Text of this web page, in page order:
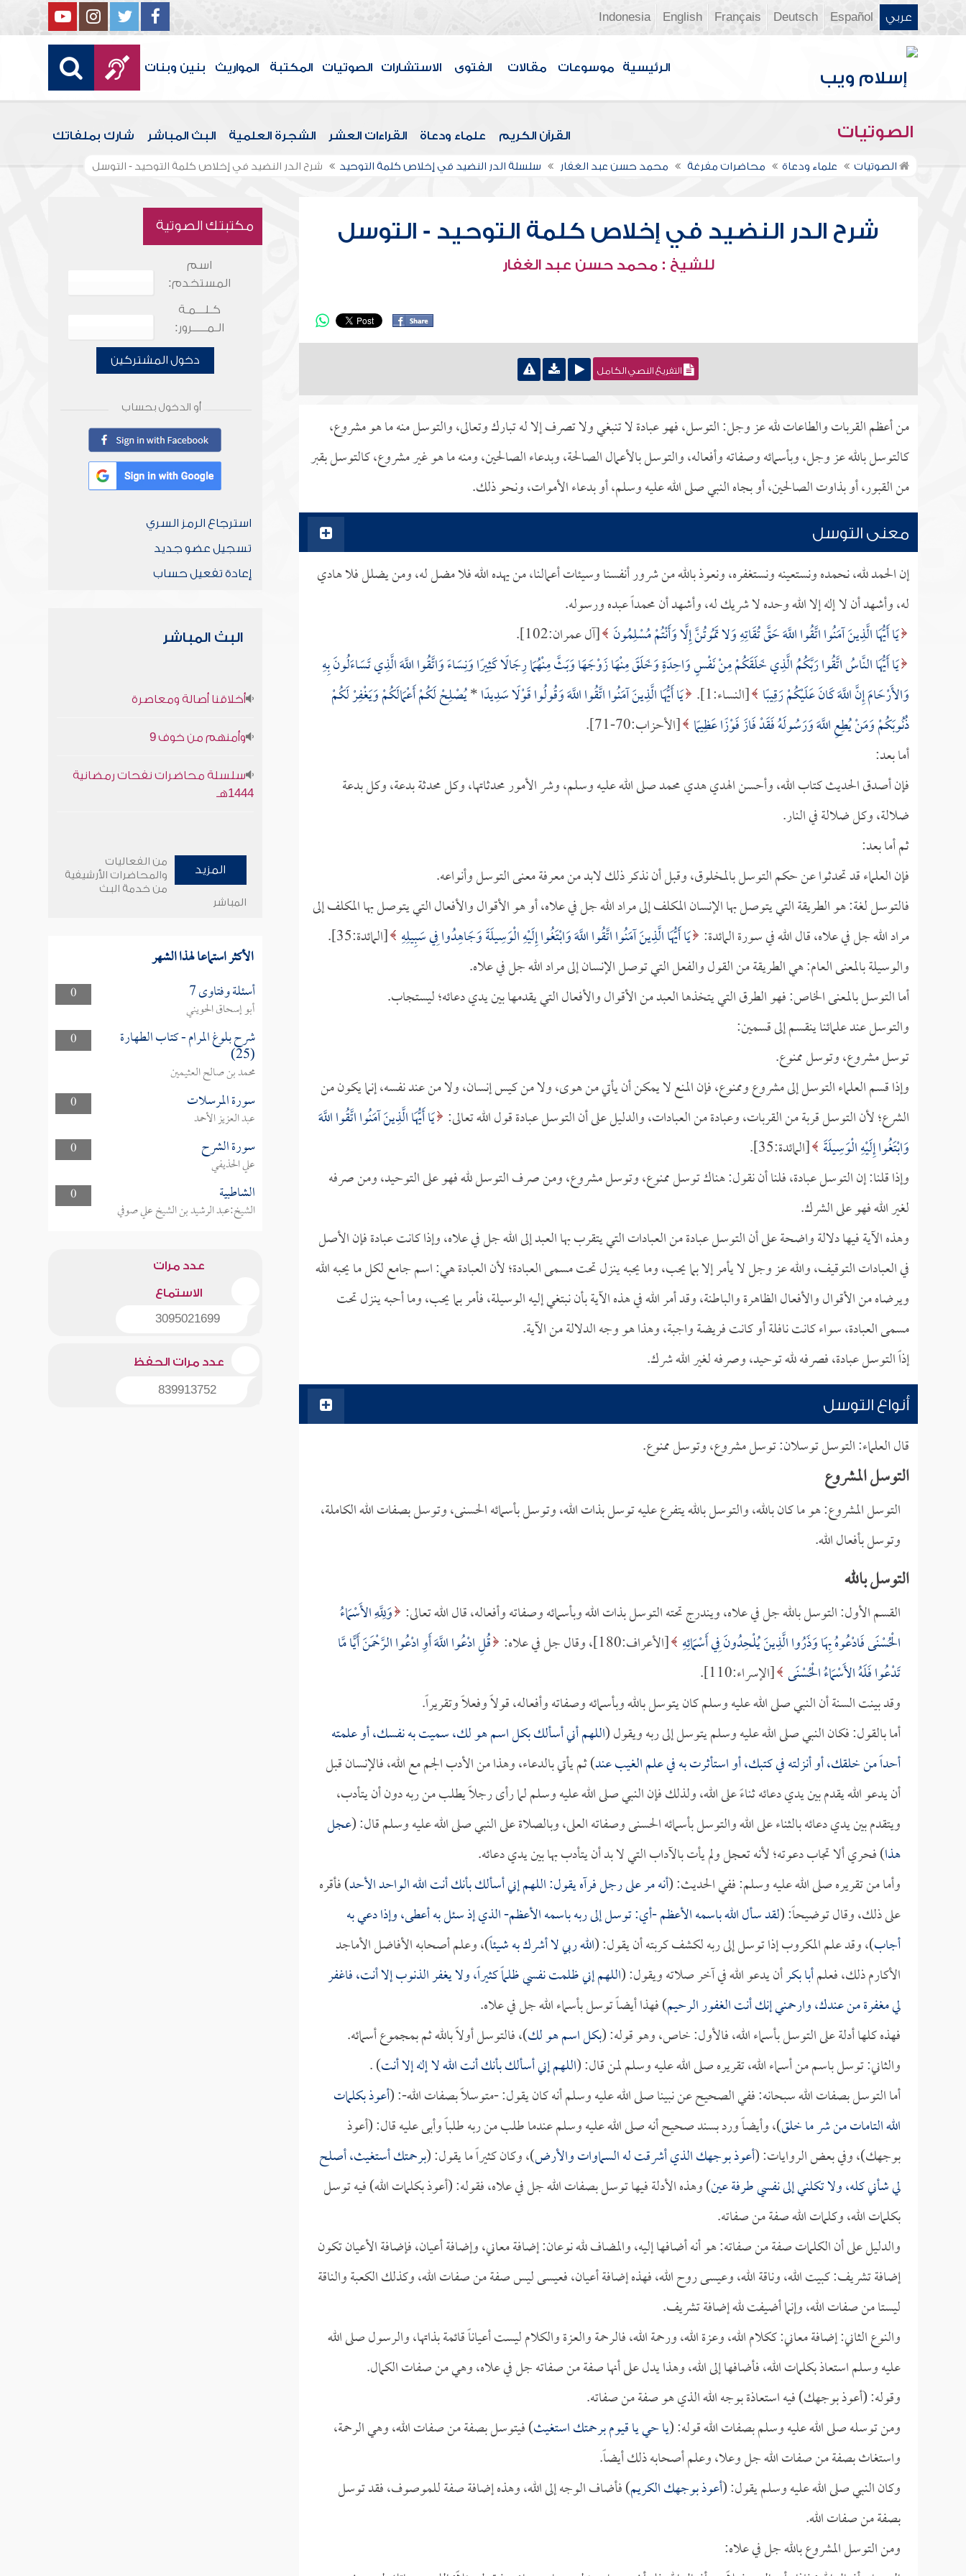
عربي Español
Deutsch
Français
English
Indonesia
الرئيسية موسوعات مقالات الفتوى الاستشارات الصوتيات المكتبة المواريث بنين وبنات
الصوتيات القرآن الكريم علماء ودعاة القراءات العشر الشجرة العلمية البث المباشر شارك بملفاتك
الصوتيات علماء ودعاة محاضرات مفرغة محمد حسن عبد الغفار سلسلة الدر النضيد في إخلاص كلمة التوحيد شرح الدر النضيد في إخلاص كلمة التوحيد - التوسل
شرح الدر النضيد في إخلاص كلمة التوحيد - التوسل
للشيخ : محمد حسن عبد الغفار
التفريغ النصي الكامل
من أعظم القربات والطاعات لله عز وجل: التوسل، فهو عبادة لا تنبغي ولا تصرف إلا له تبارك وتعالى، والتوسل منه ما هو مشروع،
كالتوسل بالله عز وجل، وبأسمائه وصفاته وأفعاله، والتوسل بالأعمال الصالحة، وبدعاء الصالحين، ومنه ما هو غير مشروع، كالتوسل بقبر
من القبور، أو بذاوت الصالحين، أو بجاه النبي صلى الله عليه وسلم، أو بدعاء الأموات، ونحو ذلك.
معنى التوسل
إن الحمد لله، نحمده ونستعينه ونستغفره، ونعوذ بالله من شرور أنفسنا وسيئات أعمالنا، من يهده الله فلا مضل له، ومن يضلل فلا هادي
له، وأشهد أن لا إله إلا الله وحده لا شريك له، وأشهد أن محمداً عبده ورسوله.
يَا أَيُّهَا الَّذِينَ آمَنُوا اتَّقُوا اللَّهَ حَقَّ تُقَاتِهِ وَلا تَمُوتُنَّ إِلَّا وَأَنْتُمْ مُسْلِمُونَ [آل عمران:102].
يَا أَيُّهَا النَّاسُ اتَّقُوا رَبَّكُمُ الَّذِي خَلَقَكُمْ مِنْ نَفْسٍ وَاحِدَةٍ وَخَلَقَ مِنْهَا زَوْجَهَا وَبَثَّ مِنْهُمَا رِجَالًا كَثِيرًا وَنِسَاءً وَاتَّقُوا اللَّهَ الَّذِي تَسَاءَلُونَ بِهِ
وَالأَرْحَامَ إِنَّ اللَّهَ كَانَ عَلَيْكُمْ رَقِيبًا [النساء:1]. يَا أَيُّهَا الَّذِينَ آمَنُوا اتَّقُوا اللَّهَ وَقُولُوا قَوْلًا سَدِيدًا*يُصْلِحْ لَكُمْ أَعْمَالَكُمْ وَيَغْفِرْ لَكُمْ
ذُنُوبَكُمْ وَمَنْ يُطِعِ اللَّهَ وَرَسُولَهُ فَقَدْ فَازَ فَوْزًا عَظِيمًا [الأحزاب:70-71].
أما بعد:
فإن أصدق الحديث كتاب الله، وأحسن الهدي هدي محمد صلى الله عليه وسلم، وشر الأمور محدثاتها، وكل محدثة بدعة، وكل بدعة
ضلالة، وكل ضلالة في النار.
ثم أما بعد:
فإن العلماء قد تحدثوا عن حكم التوسل بالمخلوق، وقبل أن نذكر ذلك لابد من معرفة معنى التوسل وأنواعه.
فالتوسل لغة: هو الطريقة التي يتوصل بها الإنسان المكلف إلى مراد الله جل في علاه، أو هو الأقوال والأفعال التي يتوصل بها المكلف إلى
مراد الله جل في علاه، قال الله في سورة المائدة: يَا أَيُّهَا الَّذِينَ آمَنُوا اتَّقُوا اللَّهَ وَابْتَغُوا إِلَيْهِ الْوَسِيلَةَ وَجَاهِدُوا فِي سَبِيلِهِ [المائدة:35].
والوسيلة بالمعنى العام: هي الطريقة من القول والفعل التي توصل الإنسان إلى مراد الله جل في علاه.
أما التوسل بالمعنى الخاص: فهو الطرق التي يتخذها العبد من الأقوال والأفعال التي يقدمها بين يدي دعائه؛ ليستجاب.
والتوسل عند علمائنا ينقسم إلى قسمين:
توسل مشروع، وتوسل ممنوع.
وإذا قسم العلماء التوسل إلى مشروع وممنوع، فإن المنع لا يمكن أن يأتي من هوى، ولا من كيس إنسان، ولا من عند نفسه، إنما يكون من
الشرع؛ لأن التوسل قربة من القربات، وعبادة من العبادات، والدليل على أن التوسل عبادة قول الله تعالى: يَا أَيُّهَا الَّذِينَ آمَنُوا اتَّقُوا اللَّهَ
وَابْتَغُوا إِلَيْهِ الْوَسِيلَةَ [المائدة:35].
وإذا قلنا: إن التوسل عبادة، فلنا أن نقول: هناك توسل ممنوع، وتوسل مشروع، ومن صرف التوسل لله فهو على التوحيد، ومن صرفه
لغير الله فهو على الشرك.
وهذه الآية فيها دلالة واضحة على أن التوسل عبادة من العبادات التي يتقرب بها العبد إلى الله جل في علاه، وإذا كانت عبادة فإن الأصل
في العبادات التوقيف، والله عز وجل لا يأمر إلا بما يحب، وما يحبه ينزل تحت مسمى العبادة؛ لأن العبادة هي: اسم جامع لكل ما يحبه الله
ويرضاه من الأقوال والأفعال الظاهرة والباطنة، وقد أمر الله في هذه الآية بأن نبتغي إليه الوسيلة، فأمر بما يحب، وما أحبه ينزل تحت
مسمى العبادة، سواء كانت نافلة أو كانت فريضة واجبة، وهذا هو وجه الدلالة من الآية.
إذاً التوسل عبادة، فصرفه لله توحيد، وصرفه لغير الله شرك.
أنواع التوسل
قال العلماء: التوسل توسلان: توسل مشروع، وتوسل ممنوع.
التوسل المشروع
التوسل المشروع: هو ما كان بالله، والتوسل بالله يتفرع عليه توسل بذات الله، وتوسل بأسمائه الحسنى، وتوسل بصفات الله الكاملة،
وتوسل بأفعال الله.
التوسل بالله
القسم الأول: التوسل بالله جل في علاه، ويندرج تحته التوسل بذات الله وبأسمائه وصفاته وأفعاله، قال الله تعالى: وَلِلَّهِ الأَسْمَاءُ
الْحُسْنَى فَادْعُوهُ بِهَا وَذَرُوا الَّذِينَ يُلْحِدُونَ فِي أَسْمَائِهِ [الأعراف:180]، وقال جل في علاه:
قُلِ ادْعُوا اللَّهَ أَوِ ادْعُوا الرَّحْمَنَ أَيًّا مَّا
تَدْعُوا فَلَهُ الأَسْمَاءُ الْحُسْنَى [الإسراء:110].
وقد بينت السنة أن النبي صلى الله عليه وسلم كان يتوسل بالله وبأسمائه وصفاته وأفعاله، قولاً وفعلاً وتقريراً.
أما بالقول: فكان النبي صلى الله عليه وسلم يتوسل إلى ربه ويقول (اللهم أني أسألك بكل اسم هو لك، سميت به نفسك، أو علمته
أحداً من خلقك، أو أنزلته في كتبك، أو استأثرت به في علم الغيب عند) ثم يأتي بالدعاء، وهذا من الأدب الجم مع الله، فالإنسان قبل
أن يدعو الله يقدم بين يدي دعائه ثناءً على الله، ولذلك فإن النبي صلى الله عليه وسلم لما رأى رجلاً يطلب من ربه دون أن يتأدب،
ويتقدم بين يدي دعائه بالثناء على الله والتوسل بأسمائه الحسنى وصفاته العلى، وبالصلاة على النبي صلى الله عليه وسلم قال: (عجل
هذا) فحري ألا تجاب دعوته؛ لأنه تعجل ولم يأت بالآداب التي لا بد أن يتأدب بها بين يدي دعائه.
وأما من تقريره صلى الله عليه وسلم: ففي الحديث: (أنه مر على رجل فرآه يقول: اللهم إني أسألك بأنك أنت الله الواحد الأحد) فأقره
على ذلك، وقال توضيحاً: (لقد سأل الله باسمه الأعظم -أي: توسل إلى ربه باسمه الأعظم- الذي إذ سئل به أعطى، وإذا دعي به
أجاب)، وقد علم المكروب إذا توسل إلى ربه لكشف كربته أن يقول: (الله ربي لا أشرك به شيئاً)، وعلم أصحابه الأفاضل الأماجد
الأكارم ذلك، فعلمأبا بكرأن يدعو الله في آخر صلاته ويقول: (اللهم إني ظلمت نفسي ظلماً كثيراً، ولا يغفر الذنوب إلا أنت، فاغفر
لي مغفرة من عندك، وارحمني إنك أنت الغفور الرحيم) فهذا أيضاً توسل بأسماء الله جل في علاه.
فهذه كلها أدلة على التوسل بأسماء الله، فالأول: خاص، وهو قوله: (بكل اسم هو لك)، فالتوسل أولاً بالله ثم بمجموع أسمائه.
والثاني: توسل باسم من أسماء الله، تقريره صلى الله عليه وسلم لمن قال: (اللهم إني أسألك بأنك أنت الله لا إله إلا أنت) .
أما التوسل بصفات الله سبحانه: ففي الصحيح عن نبينا صلى الله عليه وسلم أنه كان يقول: -متوسلاً بصفات الله-: (أعوذ بكلمات
الله التامات من شر ما خلق)، وأيضاً ورد بسند صحيح أنه صلى الله عليه وسلم عندما طلب من ربه طلباً وأبى عليه قال: (أعوذ
بوجهك)، وفي بعض الروايات: (أعوذ بوجهك الذي أشرقت له السماوات والأرض)، وكان كثيراً ما يقول: (برحمتك أستغيث، أصلح
لي شأني كله، ولا تكلني إلى نفسي طرفة عين) وهذه الأدلة فيها توسل بصفات الله جل في علاه، فقوله: (أعوذ بكلمات الله) فيه توسل
بكلمات الله، وكلمات الله صفة من صفاته.
والدليل على أن الكلمات صفة من صفاته: هو أنه أضافها إليه، والمضاف لله نوعان: إضافة معاني، وإضافة أعيان، فإضافة الأعيان تكون
إضافة تشريف: كبيت الله، وناقة الله، وعيسى روح الله، فهذه إضافة أعيان، فعيسى ليس صفة من صفات الله، وكذلك الكعبة والناقة
ليستا من صفات الله، وإنما أضيفت لله إضافة تشريف.
والنوع الثاني: إضافة معاني: ككلام الله، وعزة الله، ورحمة الله، فالرحمة والعزة والكلام ليست أعياناً قائمة بذاتها، والرسول صلى الله
عليه وسلم استعاذ بكلمات الله، فأضافها إلى الله، وهذا يدل على أنها صفة من صفاته جل في علاه، وهي من صفات الكمال.
وقوله: (أعوذ بوجهك) فيه استعاذة بوجه الله الذي هو صفة من صفاته.
ومن توسله صلى الله عليه وسلم بصفات الله قوله: (يا حي يا قيوم برحمتك استغيث) فيتوسل بصفة من صفات الله، وهي الرحمة،
واستغاث بصفة من صفات الله جل وعلا، وعلم أصحابه ذلك أيضاً.
وكان النبي صلى الله عليه وسلم يقول: (أعوذ بوجهك الكريم) فأضاف الوجه إلى الله، وهذه إضافة صفة للموصوف، فقد توسل
بصفة من صفات الله.
ومن التوسل المشروع بالله جل في علاه:
مكتبتك الصوتية
اسم
المستخدم:
كـلـــمـة
الـمـــــرور:
دخول المشتركين
أو الدخول بحساب
استرجاع الرمز السري
تسجيل عضو جديد
إعادة تفعيل حساب
البث المباشر
أخلاقنا أصالة ومعاصرة
وأمنهم من خوف 9
سلسلة محاضرات نفحات رمضانية
1444هـ
المزيد
من الفعاليات
والمحاضرات الأرشيفية
من خدمة البث
المباشر
الأكثر استماعا لهذا الشهر
0 أسئلة وفتاوى 7
أبو إسحاق الحويني
0
شرح بلوغ المرام - كتاب الطهارة
(25)
محمد بن صالح العثيمين
0
سورة المرسلات
عبد العزيز الأحمد
0
سورة الشرح
علي الحذيفي
0
الشاطبية
الشيخ:عبد الرشيد بن الشيخ علي صوفي
عدد مرات
الاستماع
3095021699
عدد مرات الحفظ
839913752